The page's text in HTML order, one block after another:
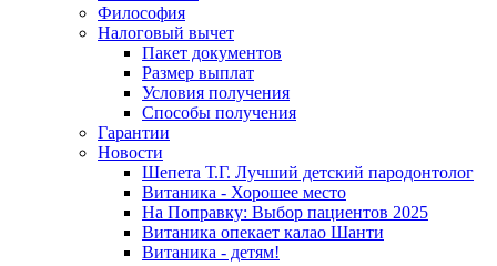
Философия
Налоговый вычет
Пакет документов
Размер выплат
Условия получения
Способы получения
Гарантии
Новости
Шепета Т.Г. Лучший детский пародонтолог
Витаника - Хорошее место
На Поправку: Выбор пациентов 2025
Витаника опекает калао Шанти
Витаника - детям!